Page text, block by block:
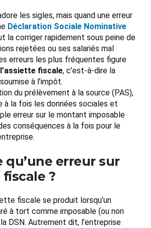
les sigles, mais quand une erreur
Déclaration Sociale Nominative
la corriger rapidement sous peine de
rejetées ou ses salariés mal
erreurs les plus fréquentes figure
l’assiette fiscale, c’est-à-dire la
à l’impôt.
du prélèvement à la source (PAS),
à la fois les données sociales et
erreur sur le montant imposable
conséquences à la fois pour le
qu’une erreur sur
fiscale ?
fiscale se produit lorsqu’un
à tort comme imposable (ou non
DSN. Autrement dit, l’entreprise